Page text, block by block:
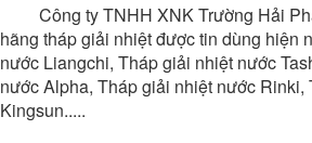
Công ty TNHH XNK Trường Hải
hãng tháp giải nhiệt được tin dùng hiện
nước Liangchi, Tháp giải nhiệt nước
nước Alpha, Tháp giải nhiệt nước
Kingsun.....